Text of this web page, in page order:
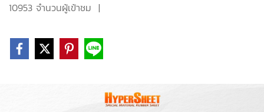
10953 จำนวนผู้เข้าชม |